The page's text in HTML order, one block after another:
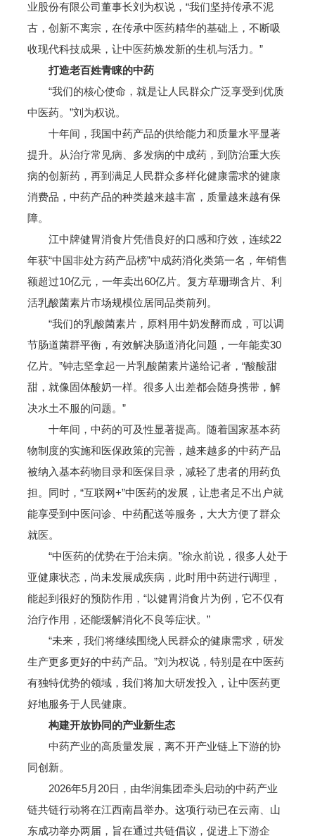
业股份有限公司董事长刘为权说，“我们坚持传承不泥
古，创新不离宗，在传承中医药精华的基础上，不断吸
收现代科技成果，让中医药焕发新的生机与活力。”
打造老百姓青睐的中药
“我们的核心使命，就是让人民群众广泛享受到优质
中医药。”刘为权说。
十年间，我国中药产品的供给能力和质量水平显著
提升。从治疗常见病、多发病的中成药，到防治重大疾
病的创新药，再到满足人民群众多样化健康需求的健康
消费品，中药产品的种类越来越丰富，质量越来越有保
障。
江中牌健胃消食片凭借良好的口感和疗效，连续22
年获“中国非处方药产品榜”中成药消化类第一名，年销售
额超过10亿元，一年卖出60亿片。复方草珊瑚含片、利
活乳酸菌素片市场规模位居同品类前列。
“我们的乳酸菌素片，原料用牛奶发酵而成，可以调
节肠道菌群平衡，有效解决肠道消化问题，一年能卖30
亿片。”钟志坚拿起一片乳酸菌素片递给记者，“酸酸甜
甜，就像固体酸奶一样。很多人出差都会随身携带，解
决水土不服的问题。”
十年间，中药的可及性显著提高。随着国家基本药
物制度的实施和医保政策的完善，越来越多的中药产品
被纳入基本药物目录和医保目录，减轻了患者的用药负
担。同时，“互联网+”中医药的发展，让患者足不出户就
能享受到中医问诊、中药配送等服务，大大方便了群众
就医。
“中医药的优势在于治未病。”徐永前说，很多人处于
亚健康状态，尚未发展成疾病，此时用中药进行调理，
能起到很好的预防作用，“以健胃消食片为例，它不仅有
治疗作用，还能缓解消化不良等症状。”
“未来，我们将继续围绕人民群众的健康需求，研发
生产更多更好的中药产品。”刘为权说，特别是在中医药
有独特优势的领域，我们将加大研发投入，让中医药更
好地服务于人民健康。
构建开放协同的产业新生态
中药产业的高质量发展，离不开产业链上下游的协
同创新。
2026年5月20日，由华润集团牵头启动的中药产业
链共链行动将在江西南昌举办。这项行动已在云南、山
东成功举办两届，旨在通过共链倡议，促进上下游企